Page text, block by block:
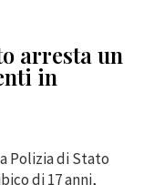
arresta un
in
Polizia di Stato
di 17 anni,